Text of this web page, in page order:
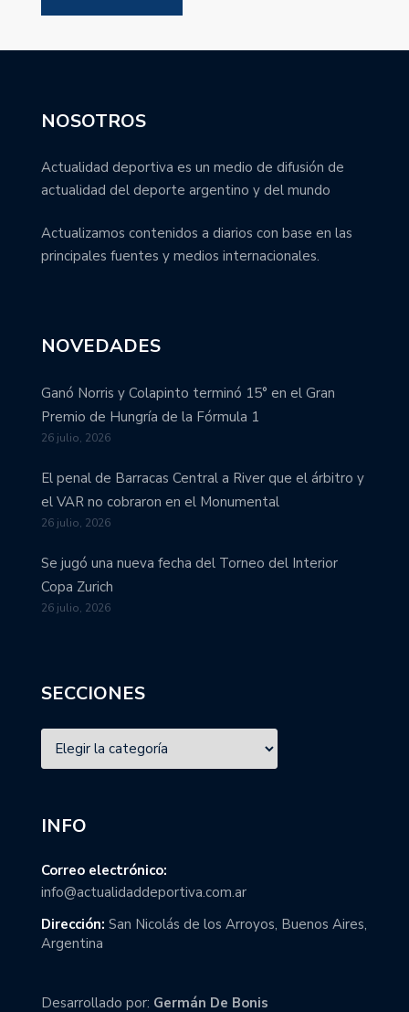
NOSOTROS
Actualidad deportiva es un medio de difusión de
actualidad del deporte argentino y del mundo
Actualizamos contenidos a diarios con base en las
principales fuentes y medios internacionales.
NOVEDADES
Ganó Norris y Colapinto terminó 15° en el Gran
Premio de Hungría de la Fórmula 1
26 julio, 2026
El penal de Barracas Central a River que el árbitro y
el VAR no cobraron en el Monumental
26 julio, 2026
Se jugó una nueva fecha del Torneo del Interior
Copa Zurich
26 julio, 2026
SECCIONES
INFO
Correo electrónico:
info@actualidaddeportiva.com.ar
Dirección: San Nicolás de los Arroyos, Buenos Aires,
Argentina
Desarrollado por: Germán De Bonis